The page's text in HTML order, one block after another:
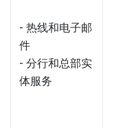
- 热线和电子邮
件
- 分行和总部实
体服务